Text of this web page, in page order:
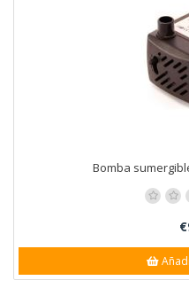
Bomba